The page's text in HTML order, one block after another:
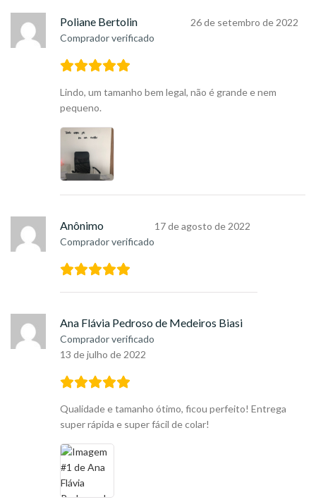
Poliane Bertolin
Comprador verificado
26 de setembro de 2022
Lindo, um tamanho bem legal, não é grande e nem
pequeno.
Anônimo
Comprador verificado
17 de agosto de 2022
Ana Flávia Pedroso de Medeiros Biasi
Comprador verificado
13 de julho de 2022
Qualidade e tamanho ótimo, ficou perfeito! Entrega
super rápida e super fácil de colar!